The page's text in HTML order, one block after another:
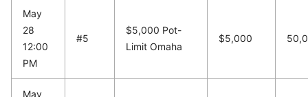
May
28
12:00
PM
#5
$5,000 Pot-
Limit Omaha
$5,000
May